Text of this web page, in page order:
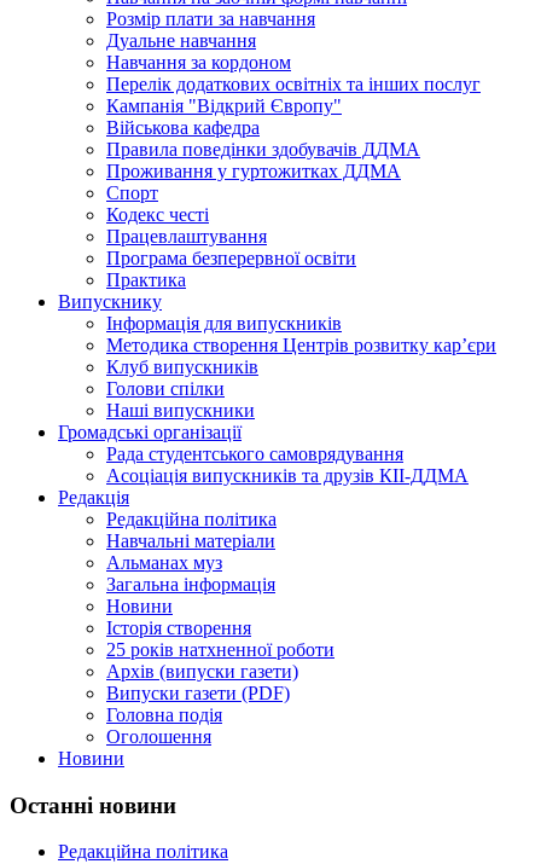
Розмір плати за навчання
Дуальне навчання
Навчання за кордоном
Перелік додаткових освітніх та інших послуг
Кампанія "Відкрий Європу"
Військова кафедра
Правила поведінки здобувачів ДДМА
Проживання у гуртожитках ДДМА
Спорт
Кодекс честі
Працевлаштування
Програма безперервної освіти
Практика
Випускнику
Інформація для випускників
Методика створення Центрів розвитку кар’єри
Клуб випускників
Голови спілки
Наші випускники
Громадські організації
Рада студентського самоврядування
Асоціація випускників та друзів КІІ-ДДМА
Редакція
Редакційна політика
Навчальні матеріали
Альманах муз
Загальна інформація
Новини
Історія створення
25 років натхненної роботи
Архів (випуски газети)
Випуски газети (PDF)
Головна подія
Оголошення
Новини
Останні новини
Редакційна політика